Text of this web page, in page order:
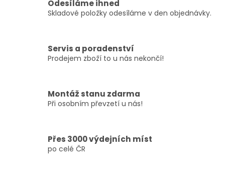
c
í
k
y
p
i
s
n
í
Odesíláme ihned
Skladové položky odesíláme v den objednávky.
Servis a poradenství
Prodejem zboží to u nás nekončí!
Montáž stanu zdarma
Při osobním převzetí u nás!
Přes 3000 výdejních míst
po celé ČR